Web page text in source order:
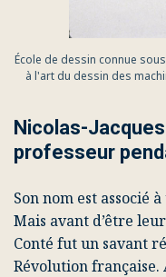
École de dessin connue
à l'art du dessin des
Nicolas-
professeur
Son nom est associé
Mais avant d’être
Conté fut un savant
Révolution française.